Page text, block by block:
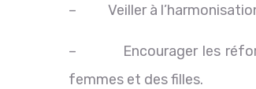
– Veiller à l’harmonisation
– Encourager les
femmes et des filles.